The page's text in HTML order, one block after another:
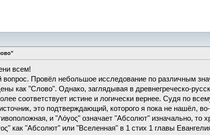
всем!
вопрос. Провёл небольшое исследование по различным
как "Слово". Однако, заглядывая в древнегреческо-
соответствует истине и логически вернее. Судя по
это подтверждающий, которого я пока не нашёл,
и "Λόγος" означает "Абсолют" изначально, то
как "Абсолют" или "Вселенная" в 1 стих 1 главы